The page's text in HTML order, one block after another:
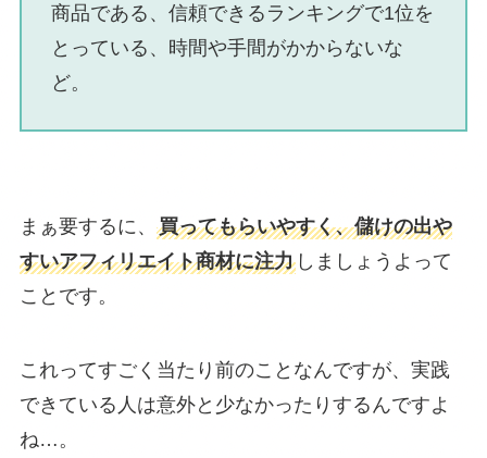
商品である、信頼できるランキングで1位を
とっている、時間や手間がかからないな
ど。
まぁ要するに、 買ってもらいやすく、儲けの出や
すいアフィリエイト商材に注力しましょうよって
ことです。
これってすごく当たり前のことなんですが、実践
できている人は意外と少なかったりするんですよ
ね…。